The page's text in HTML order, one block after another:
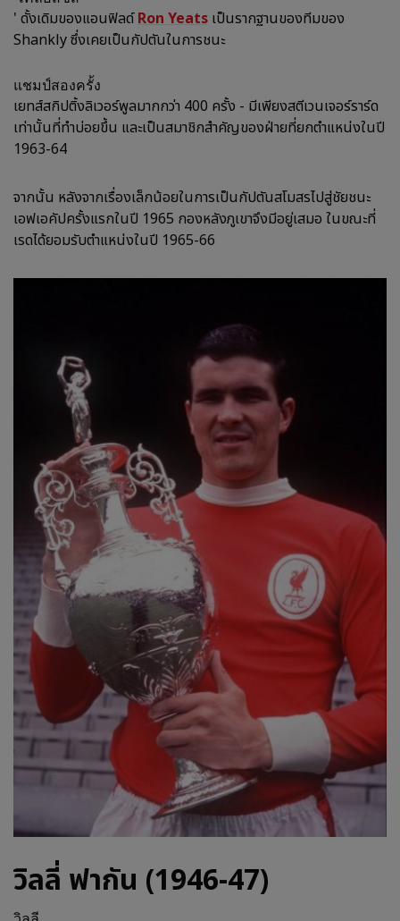
' ดั้งเดิมของแอนฟิลด์Ron Yeats เป็นรากฐานของทีมของ
Shankly ซึ่งเคยเป็นกัปตันในการชนะ
แชมป์สองครั้ง
เยทส์สกิปติ้งลิเวอร์พูลมากกว่า 400 ครั้ง - มีเพียงสตีเวนเจอร์ราร์ด
เท่านั้นที่ทำบ่อยขึ้น และเป็นสมาชิกสำคัญของฝ่ายที่ยกตำแหน่งในปี
1963-64
จากนั้น หลังจากเรื่องเล็กน้อยในการเป็นกัปตันสโมสรไปสู่ชัยชนะ
เอฟเอคัปครั้งแรกในปี 1965 กองหลังภูเขาจึงมีอยู่เสมอ ในขณะที่
เรดได้ยอมรับตำแหน่งในปี 1965-66
วิลลี่ ฟากัน (1946-47)